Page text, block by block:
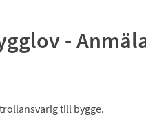
-
till bygge.